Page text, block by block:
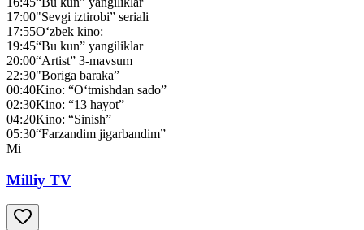
17:00"Sevgi iztirobi” seriali
17:55O‘zbek kino:
19:45“Bu kun” yangiliklar
20:00“Artist” 3-mavsum
22:30"Boriga baraka”
00:40Kino: “O‘tmishdan sado”
02:30Kino: “13 hayot”
04:20Kino: “Sinish”
05:30“Farzandim jigarbandim”
Mi
Milliy TV